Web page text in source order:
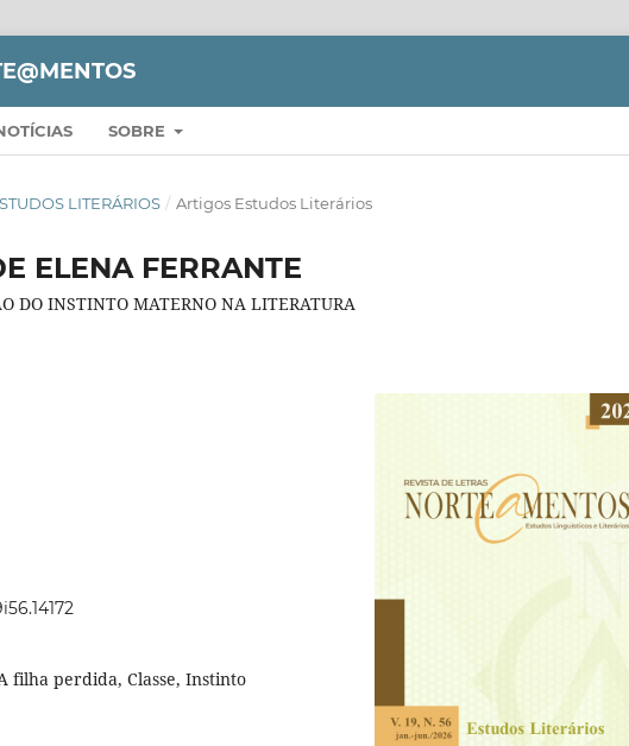
SOBRE
LITERÁRIOS / Artigos Estudos Literários
ELENA FERRANTE
DO INSTINTO MATERNO NA LITERATURA
filha perdida, Classe, Instinto